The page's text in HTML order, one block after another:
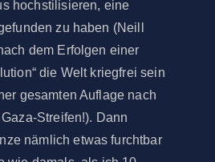
hochstilisieren, eine
zu haben (Neill
dem Erfolgen einer
die Welt kriegfrei sein
gesamten Auflage nach
Streifen!). Dann
nämlich etwas furchtbar